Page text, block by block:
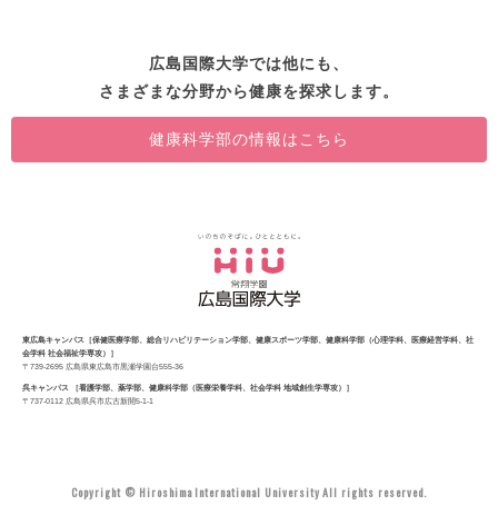
広島国際大学では他にも、
さまざまな分野から健康を探求します。
健康科学部の情報はこちら
東広島キャンパス［保健医療学部、総合リハビリテーション学部、健康スポーツ学部、健康科学部（心理学科、医療経営学科、社
会学科 社会福祉学専攻）］
〒739-2695 広島県東広島市黒瀬学園台555-36
呉キャンパス ［看護学部、薬学部、健康科学部（医療栄養学科、社会学科 地域創生学専攻）］
〒737-0112 広島県呉市広古新開5-1-1
Copyright © Hiroshima International University All rights reserved.